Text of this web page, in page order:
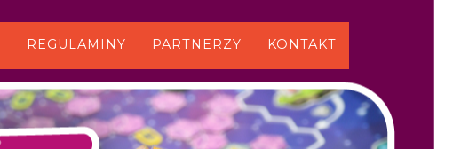
REGULAMINY PARTNERZY KONTAKT